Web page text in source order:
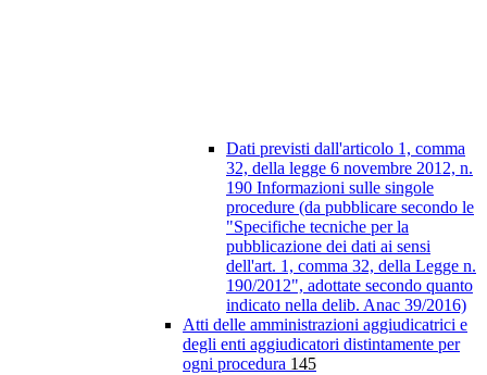
Dati previsti dall'articolo 1, comma
32, della legge 6 novembre 2012, n.
190 Informazioni sulle singole
procedure (da pubblicare secondo le
"Specifiche tecniche per la
pubblicazione dei dati ai sensi
dell'art. 1, comma 32, della Legge n.
190/2012", adottate secondo quanto
indicato nella delib. Anac 39/2016)
Atti delle amministrazioni aggiudicatrici e
degli enti aggiudicatori distintamente per
ogni procedura 145